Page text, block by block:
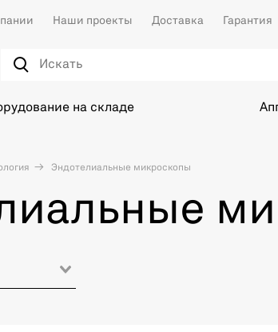
Наши проекты Доставка Гарантия
на складе
Эндотелиальные микроскопы